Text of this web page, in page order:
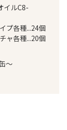
イルC8-
プ各種...24個
ャ各種...20個
〜